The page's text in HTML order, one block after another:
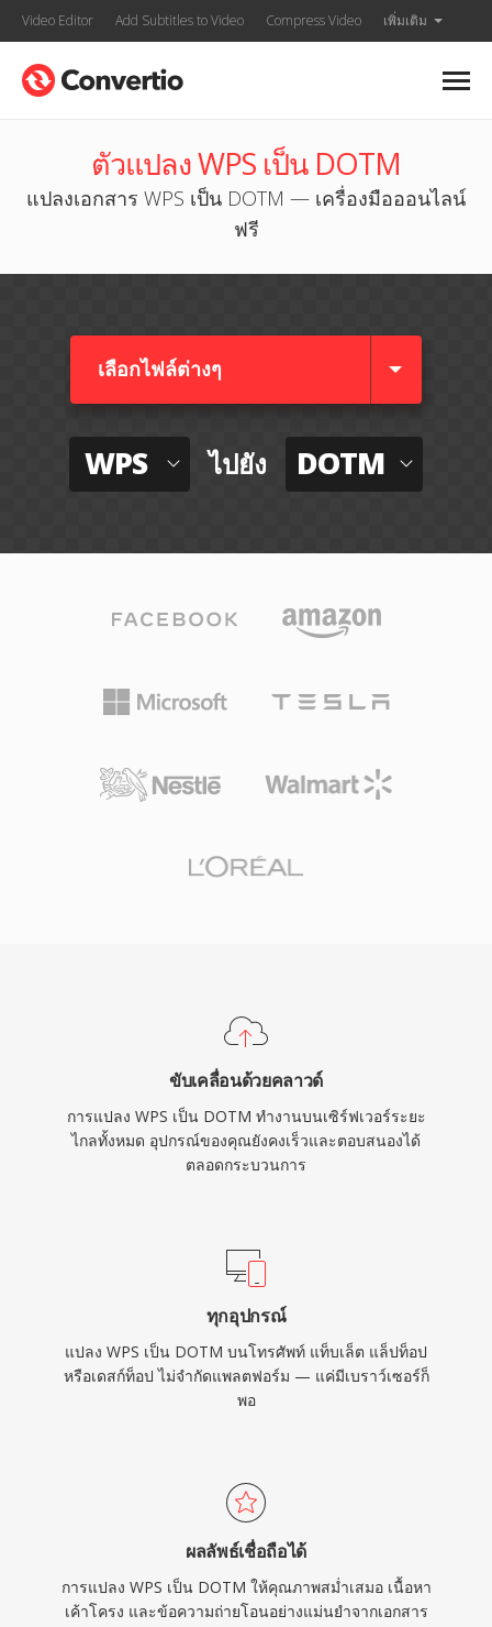
Video Editor Add Subtitles to Video Compress Video เพิ่มเติม
ตัวแปลง WPS เป็น DOTM
แปลงเอกสาร WPS เป็น DOTM — เครื่องมือออนไลน์
ฟรี
เลือกไฟล์ต่างๆ​
WPS ไปยัง DOTM
ขับเคลื่อนด้วยคลาวด์
การแปลง WPS เป็น DOTM ทำงานบนเซิร์ฟเวอร์ระยะ
ไกลทั้งหมด อุปกรณ์ของคุณยังคงเร็วและตอบสนองได้
ตลอดกระบวนการ
ทุกอุปกรณ์
แปลง WPS เป็น DOTM บนโทรศัพท์ แท็บเล็ต แล็ปท็อป
หรือเดสก์ท็อป ไม่จำกัดแพลตฟอร์ม — แค่มีเบราว์เซอร์ก็
พอ
ผลลัพธ์เชื่อถือได้
การแปลง WPS เป็น DOTM ให้คุณภาพสม่ำเสมอ เนื้อหา
เค้าโครง และข้อความถ่ายโอนอย่างแม่นยำจากเอกสาร